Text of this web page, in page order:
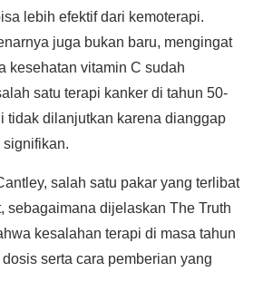
lebih efektif dari kemoterapi.
juga bukan baru, mengingat
kesehatan vitamin C sudah
satu terapi kanker di tahun 50-
tidak dilanjutkan karena dianggap
salah satu pakar yang terlibat
sebagaimana dijelaskan The Truth
kesalahan terapi di masa tahun
serta cara pemberian yang